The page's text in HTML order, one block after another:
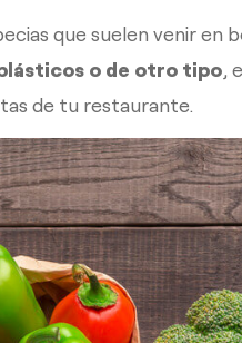
que suelen venir en
o de otro tipo,
de tu restaurante.